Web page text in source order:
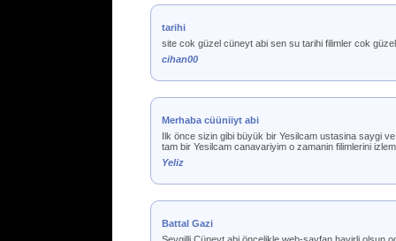
tarihi
site cok güzel cüneyt abi sen su tarihi filimler cok
cihan00
Merhaba cüüniiyt abi
Ilk önce sizin gibi büyük bir Yesilcam ustasina saygi
tam bir Yesilcam canavariyim o zamanin filimlerini
Yeliz
Battal Gazi